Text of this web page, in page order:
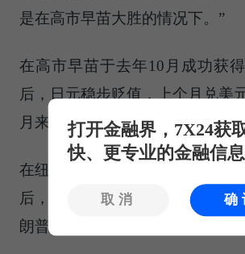
是在高市早苗大胜的情况下。”
在高市早苗于去年10月成功获
后，日元稳步贬值，上个月兑美
月来的最低点。
在纽约联储于1月23日进行的美
后，走势急剧反转，并在几天后
朗普(Donald Trump)评论的强化。
打开金融界，7X24获
快、更专业的金融信
取消 确